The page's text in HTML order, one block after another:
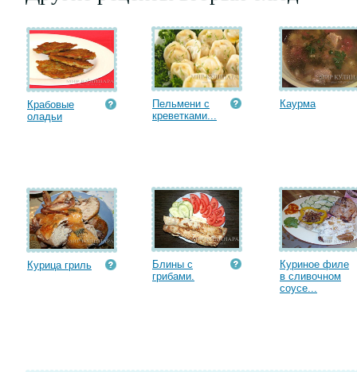
Крабовые
оладьи
Пельмени с
креветками...
Каурма
Курица гриль
Блины с
грибами.
Куриное филе
в сливочном
соусе...